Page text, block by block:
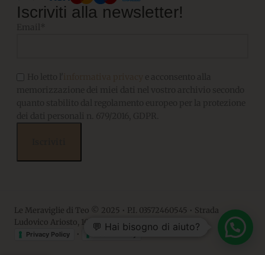
Iscriviti alla newsletter!
Le Meraviglie di Teo © 2025 • P.I. 03572460545 • Strada
Ludovico Ariosto, 10 • 06063, Magione PG
Privacy Policy •
💬 Hai bisogno di aiuto?